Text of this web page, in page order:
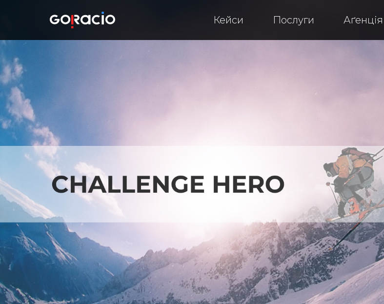
Кейси Послуги Аґенція
Розробка додатка для Challenge Hero